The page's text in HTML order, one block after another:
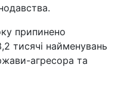
припинено
тисячі найменувань
агресора та